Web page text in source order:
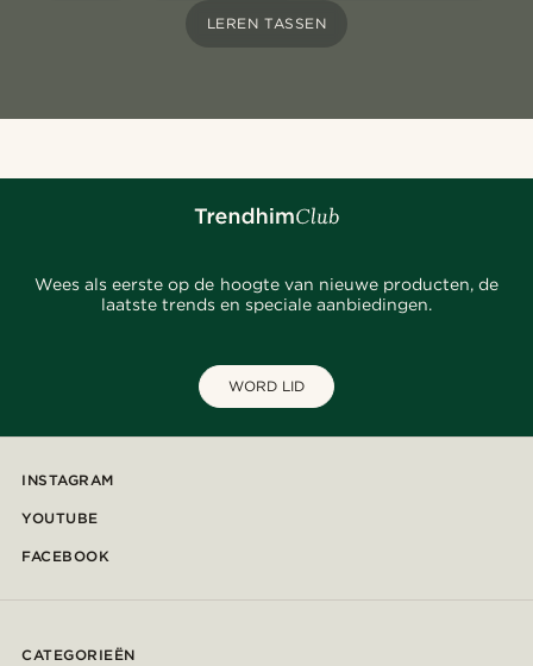
LEREN TASSEN
Wees als eerste op de hoogte van nieuwe producten, de
laatste trends en speciale aanbiedingen.
WORD LID
INSTAGRAM
YOUTUBE
FACEBOOK
CATEGORIEËN